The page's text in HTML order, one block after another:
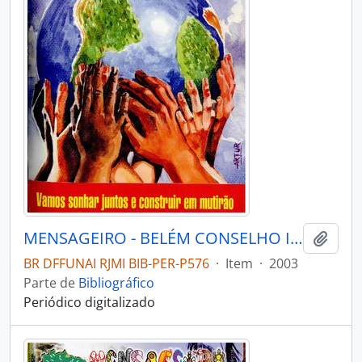
MENSAGEIRO - BELÉM CONSELHO INDIGENISTA MISSIONÁRIO - 2003 - Nº139
BR DFFUNAI RJMI BIB-PER-P576 · Item · 2003
Parte de Bibliográfico
Periódico digitalizado